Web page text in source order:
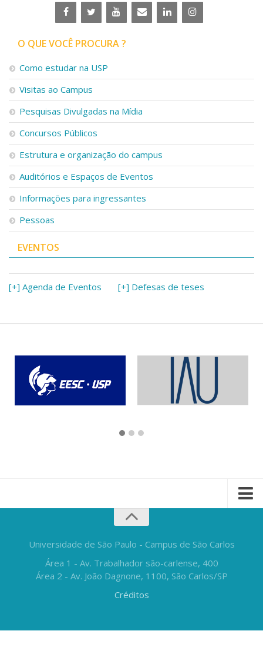
O QUE VOCÊ PROCURA ?
Como estudar na USP
Visitas ao Campus
Pesquisas Divulgadas na Mídia
Concursos Públicos
Estrutura e organização do campus
Auditórios e Espaços de Eventos
Informações para ingressantes
Pessoas
EVENTOS
[+] Agenda de Eventos [+] Defesas de teses
Universidade de São Paulo - Campus de São Carlos
Área 1 - Av. Trabalhador são-carlense, 400
Área 2 - Av. João Dagnone, 1100, São Carlos/SP
Créditos